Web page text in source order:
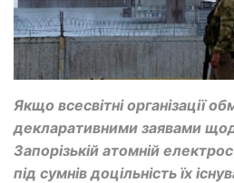
Якщо всесвітні організації
декларативними заявами
Запорізькій атомній
під сумнів доцільність їх